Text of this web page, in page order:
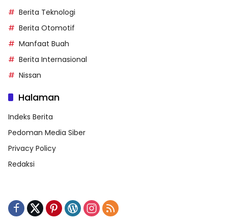
Berita Teknologi
Berita Otomotif
Manfaat Buah
Berita Internasional
Nissan
Halaman
Indeks Berita
Pedoman Media Siber
Privacy Policy
Redaksi